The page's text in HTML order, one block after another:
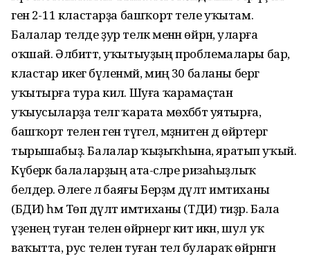
генә 2-11 кластарҙа башҡорт теле уҡытам.
Балалар телде ҙур теләк менән өйрәнә, уларға
оҡшай. Әлбиттә, уҡытыуҙың проблемалары бар,
кластар икегә бүленмәй, миңә 30 баланы бергә
уҡытырға тура килә. Шуға ҡарамаҫтан
уҡыусыларҙа телгә ҡарата мөхәббәт уятырға,
башҡорт телен генә түгел, мәҙәниәтен дә өйрәтергә
тырышабыҙ. Балалар ҡыҙыҡһына, яратып уҡый.
Күберәк балаларҙың ата-әсәләре ризаһыҙлыҡ
белдерә. Әлеге лә баяғы Берҙәм дәүләт имтиханы
(БДИ) һәм Төп дәүләт имтиханы (ТДИ) тиҙәр. Бала
үҙенең туған телен өйрәнергә китә икән, шул уҡ
ваҡытта, рус телен туған тел булараҡ өйрәнгән